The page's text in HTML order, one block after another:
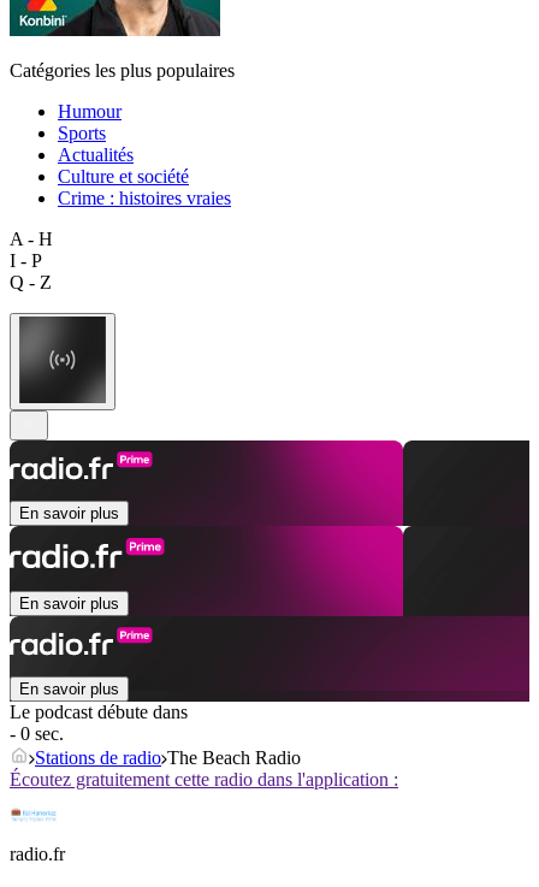
Catégories les plus populaires
Humour
Sports
Actualités
Culture et société
Crime : histoires vraies
A - H
I - P
Q - Z
En savoir plus
En savoir plus
En savoir plus
Le podcast débute dans
- 0 sec.
Stations de radio The Beach Radio
Écoutez gratuitement cette radio dans l'application :
radio.fr